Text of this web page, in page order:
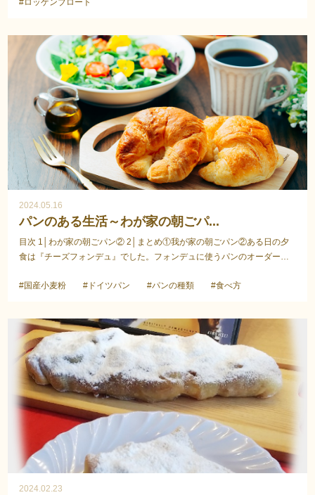
#ロッゲンブロート
2024.05.16
パンのある生活～わが家の朝ごパ...
目次 1│わが家の朝ごパン② 2│まとめ①我が家の朝ごパン②ある日の夕
食は『チーズフォンデュ』でした。フォンデュに使うパンのオーダー
#国産小麦粉
#ドイツパン #パンの種類 #食べ方
2024.02.23